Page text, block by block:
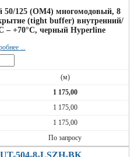
50/125 (OM4) многомодовый, 8
(tight buffer) внутренний/
– +70°C, черный Hyperline
...
(м)
1 175,00
1 175,00
1 175,00
По запросу